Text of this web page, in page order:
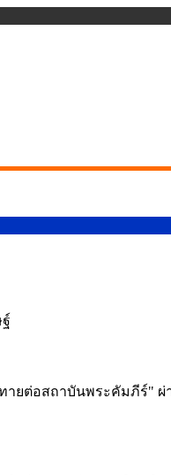
ยต่อสถาบันพระคัมภีร์"